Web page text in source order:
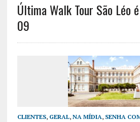
Última Walk Tour São Léo
09
CLIENTES, GERAL, NA MÍDIA, SENHA